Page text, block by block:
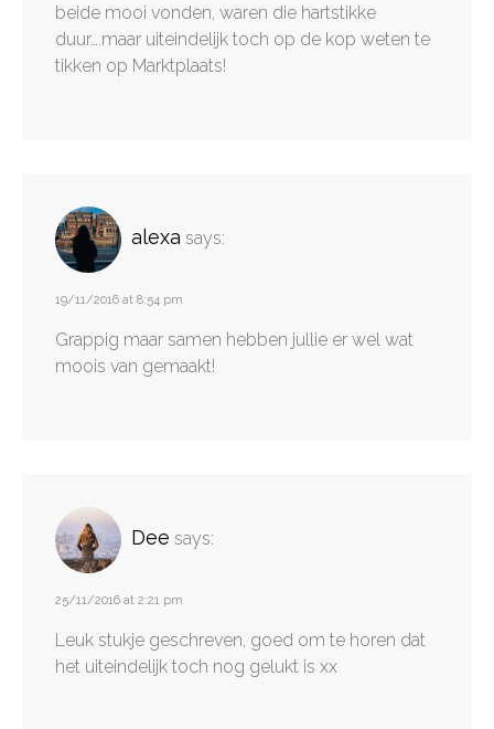
beide mooi vonden, waren die hartstikke
duur….maar uiteindelijk toch op de kop weten te
tikken op Marktplaats!
alexa says:
19/11/2016 at 8:54 pm
Grappig maar samen hebben jullie er wel wat
moois van gemaakt!
Dee says:
25/11/2016 at 2:21 pm
Leuk stukje geschreven, goed om te horen dat
het uiteindelijk toch nog gelukt is xx